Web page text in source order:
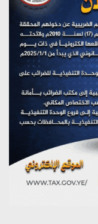
تحالف العدوان